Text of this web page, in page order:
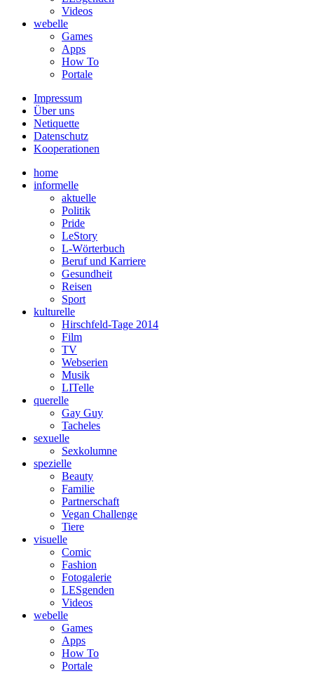
Videos
webelle
Games
Apps
How To
Portale
Impressum
Über uns
Netiquette
Datenschutz
Kooperationen
home
informelle
aktuelle
Politik
Pride
LeStory
L-Wörterbuch
Beruf und Karriere
Gesundheit
Reisen
Sport
kulturelle
Hirschfeld-Tage 2014
Film
TV
Webserien
Musik
LITelle
querelle
Gay Guy
Tacheles
sexuelle
Sexkolumne
spezielle
Beauty
Familie
Partnerschaft
Vegan Challenge
Tiere
visuelle
Comic
Fashion
Fotogalerie
LESgenden
Videos
webelle
Games
Apps
How To
Portale